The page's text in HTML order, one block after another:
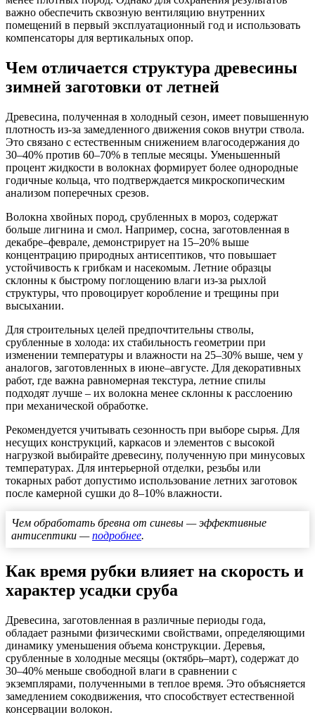
важно обеспечить сквозную вентиляцию внутренних
помещений в первый эксплуатационный год и использовать
компенсаторы для вертикальных опор.
Чем отличается структура древесины
зимней заготовки от летней
Древесина, полученная в холодный сезон, имеет повышенную
плотность из-за замедленного движения соков внутри ствола.
Это связано с естественным снижением влагосодержания до
30–40% против 60–70% в теплые месяцы. Уменьшенный
процент жидкости в волокнах формирует более однородные
годичные кольца, что подтверждается микроскопическим
анализом поперечных срезов.
Волокна хвойных пород, срубленных в мороз, содержат
больше лигнина и смол. Например, сосна, заготовленная в
декабре–феврале, демонстрирует на 15–20% выше
концентрацию природных антисептиков, что повышает
устойчивость к грибкам и насекомым. Летние образцы
склонны к быстрому поглощению влаги из-за рыхлой
структуры, что провоцирует коробление и трещины при
высыхании.
Для строительных целей предпочтительны стволы,
срубленные в холода: их стабильность геометрии при
изменении температуры и влажности на 25–30% выше, чем у
аналогов, заготовленных в июне–августе. Для декоративных
работ, где важна равномерная текстура, летние спилы
подходят лучше – их волокна менее склонны к расслоению
при механической обработке.
Рекомендуется учитывать сезонность при выборе сырья. Для
несущих конструкций, каркасов и элементов с высокой
нагрузкой выбирайте древесину, полученную при минусовых
температурах. Для интерьерной отделки, резьбы или
токарных работ допустимо использование летних заготовок
после камерной сушки до 8–10% влажности.
Чем обработать бревна от синевы — эффективные
антисептики —подробнее.
Как время рубки влияет на скорость и
характер усадки сруба
Древесина, заготовленная в различные периоды года,
обладает разными физическими свойствами, определяющими
динамику уменьшения объема конструкции. Деревья,
срубленные в холодные месяцы (октябрь–март), содержат до
30–40% меньше свободной влаги в сравнении с
экземплярами, полученными в теплое время. Это объясняется
замедлением сокодвижения, что способствует естественной
консервации волокон.